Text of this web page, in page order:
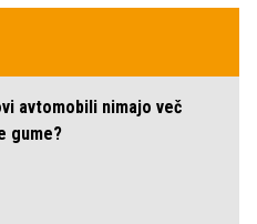
avtomobili nimajo več
gume?